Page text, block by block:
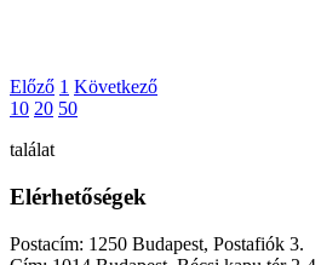
Előző 1 Következő
10 20 50
találat
Elérhetőségek
Postacím: 1250 Budapest, Postafiók 3.